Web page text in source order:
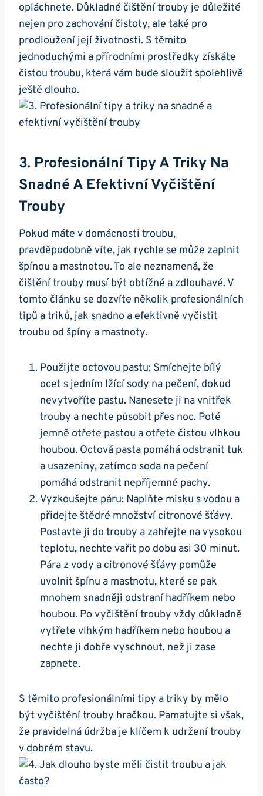
opláchnete. Důkladné čištění trouby ​je důležité
nejen pro ‌zachování čistoty, ale také pro
prodloužení její životnosti. S těmito
jednoduchými a přírodními prostředky získáte
čistou troubu, která vám bude sloužit spolehlivě
ještě dlouho.
3. Profesionální Tipy A Triky​ Na
Snadné A⁢ Efektivní Vyčištění
Trouby
Pokud máte v domácnosti troubu,
pravděpodobně víte, jak rychle se může⁤ zaplnit
špínou a mastnotou. To ale neznamená, že ​
čištění trouby musí být obtížné a zdlouhavé. ⁣V
tomto ⁣článku se dozvíte několik profesionálních
tipů a triků, jak snadno a efektivně vyčistit⁢
troubu ⁣od špíny a ‌mastnoty.
Použijte octovou pastu: ⁣Smíchejte bílý
ocet ⁢s jedním lžící sody na⁤ pečení, dokud
nevytvoříte pastu. Nanesete ji na vnitřek
trouby a nechte působit přes noc. Poté
jemně otřete pastou a otřete ⁤čistou ‌vlhkou
houbou. Octová pasta‍ pomáhá odstranit tuk
a​ usazeniny, zatímco soda na pečení
pomáhá odstranit nepříjemné pachy.
Vyzkoušejte páru: Naplňte misku s vodou ​a
přidejte štědré množství citronové šťávy.
⁣Postavte ji do trouby a⁣ zahřejte na vysokou⁣
teplotu, nechte vařit⁤ po dobu asi 30 minut.
Pára z ⁢vody a ‍citronové šťávy pomůže
uvolnit špínu a mastnotu, které se pak
mnohem⁤ snadněji ‍odstraní hadříkem nebo
houbou.‍ Po vyčištění trouby vždy důkladně
vytřete vlhkým hadříkem⁢ nebo houbou a
nechte ji​ dobře vyschnout, než ji zase
zapnete.
S těmito profesionálními tipy ​a triky by ⁣mělo
být ⁢vyčištění trouby hračkou. Pamatujte si ‌však,
že pravidelná⁢ údržba je klíčem k udržení ‌trouby
v dobrém stavu.